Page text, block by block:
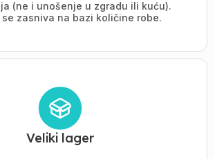
(ne i unošenje u zgradu ili kuću).
se zasniva na bazi količine robe.
Veliki lager